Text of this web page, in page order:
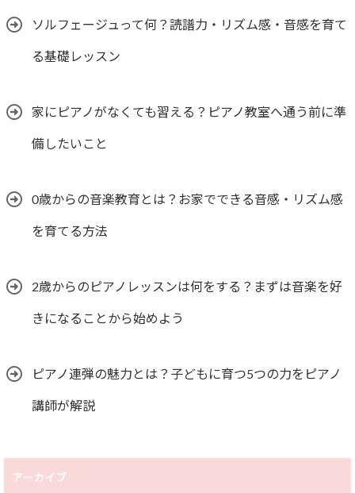
ソルフェージュって何？読譜力・リズム感・音感を育て
る基礎レッスン
家にピアノがなくても習える？ピアノ教室へ通う前に準
備したいこと
0歳からの音楽教育とは？お家でできる音感・リズム感
を育てる方法
2歳からのピアノレッスンは何をする？まずは音楽を好
きになることから始めよう
ピアノ連弾の魅力とは？子どもに育つ5つの力をピアノ
講師が解説
アーカイブ